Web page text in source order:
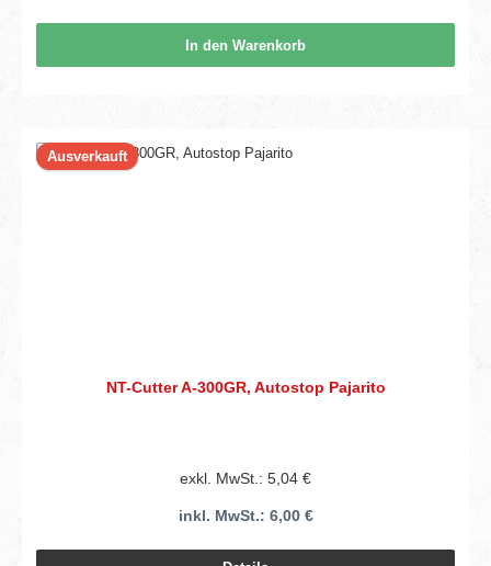
In den Warenkorb
Ausverkauft
NT-Cutter A-300GR, Autostop Pajarito
exkl. MwSt.: 5,04 €
inkl. MwSt.: 6,00 €